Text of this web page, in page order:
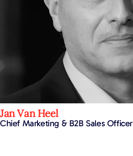
Jan Van Heel
Chief Marketing & B2B Sales Officer